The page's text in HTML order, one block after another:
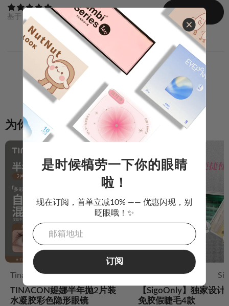
基于 条评论综合评分
写评论
最新 有图/视频
还没有评论，快来分享你的体验吧！
写评论
为你推荐
Tina媞娜
经典
TINACON媞娜半年抛2片装
水凝胶彩色隐形眼镜
其他
【SigoOnly】独家设计
免胶假睫毛4款
是时候犒劳一下你的眼睛
啦！
现在订阅，首单立减10% —— 优惠闪现，别
眨眼哦！✨
订阅